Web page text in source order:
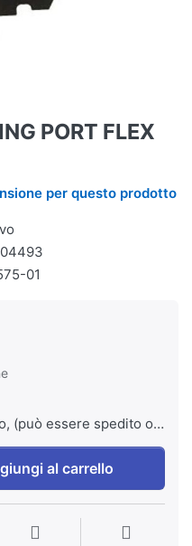
PORT FLEX
per questo prodotto
01
essere spedito o ritirato)
al carrello